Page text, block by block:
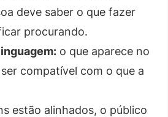
deve saber o que fazer
procurando.
o que aparece no
compatível com o que a
estão alinhados, o público